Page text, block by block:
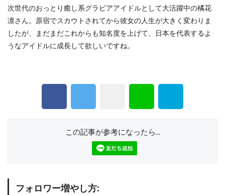
次世代のおっとり癒し系グラビアアイドルとして大活躍中の橘花
凛さん。原宿でスカウトされてから彼女の人生が大きく変わりま
したが、まだまだこれからも知名度を上げて、日本を代表するよ
うなアイドルに成長して欲しいですね。
この記事が参考になったら...
フォロワー増やし方: